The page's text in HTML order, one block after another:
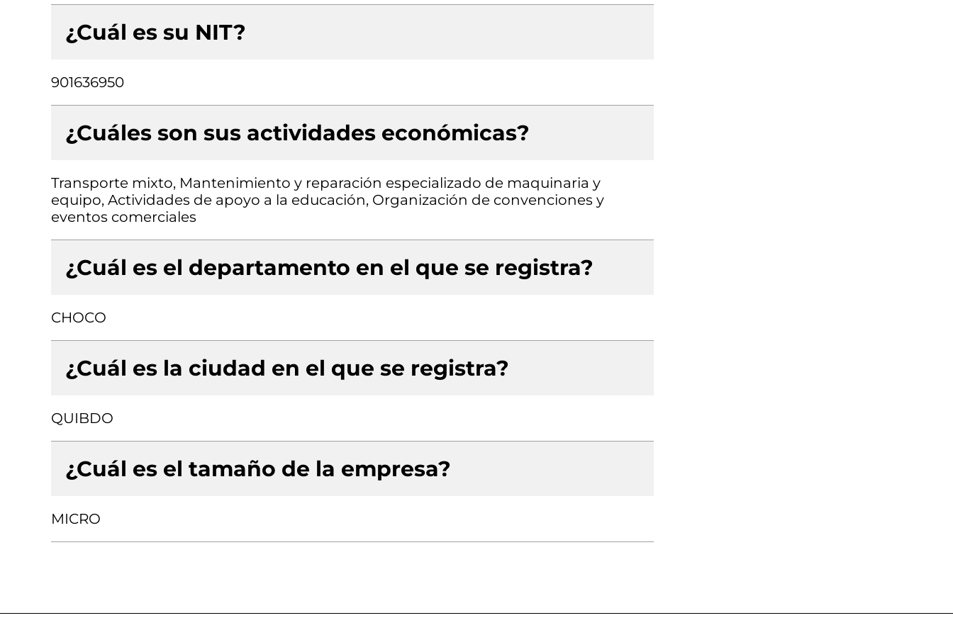
¿Cuál es su NIT?
901636950
¿Cuáles son sus actividades económicas?
Transporte mixto, Mantenimiento y reparación especializado de maquinaria y
equipo, Actividades de apoyo a la educación, Organización de convenciones y
eventos comerciales
¿Cuál es el departamento en el que se registra?
CHOCO
¿Cuál es la ciudad en el que se registra?
QUIBDO
¿Cuál es el tamaño de la empresa?
MICRO